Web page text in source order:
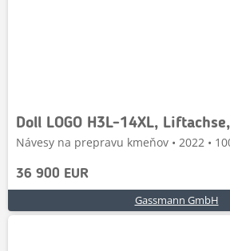
Návesy na prepravu kmeňov • 2022 •
36 900 EUR
Gassmann GmbH